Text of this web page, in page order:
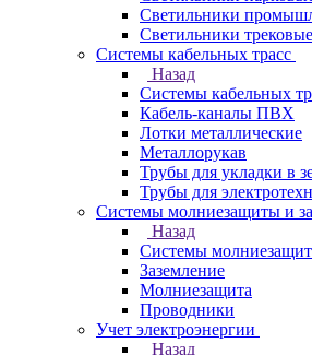
Светильники
Светильники трековые
Системы кабельных трасс
Назад
Системы кабельных
Кабель-каналы ПВХ
Лотки металлические
Металлорукав
Трубы для укладки в
Трубы для
Системы молниезащиты и
Назад
Системы
Заземление
Молниезащита
Проводники
Учет электроэнергии
Назад